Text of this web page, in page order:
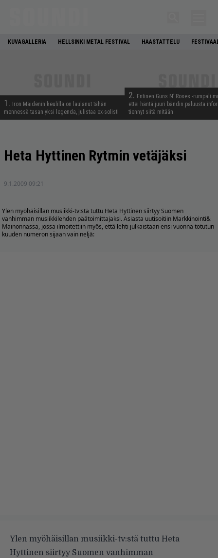
KUVAGALLERIA HELLSINKI METAL FESTIVAL HAASTATTELU
1.
Iron Maidenin keulilla on laulanut tähän
mennessä tasan yksi legenda, julistaa ex-solisti
2. Entinen Guns N’ Roses -rumpali
ettei häntä juuri bändin paluusta
tiennyt siitä mitään
Heta Hyttinen Rytmin vetäjäksi
9.1.2009 09:21
Ylen myöhäisillan musiikki-tv:stä tuttu Heta Hyttinen siirtyy Suomen
vanhimman musiikkilehden päätoimittajaksi. Asiasta uutisoitiin Markkinointi&
Mainonnassa, jossa ilmoitettiin myös, että lehti julkaistaan ensi vuonna totutun
kuuden numeron sijaan vain neljä:
Ylen myöhäisillan musiikki-tv:stä tuttu Heta
Hyttinen siirtyy Suomen vanhimman